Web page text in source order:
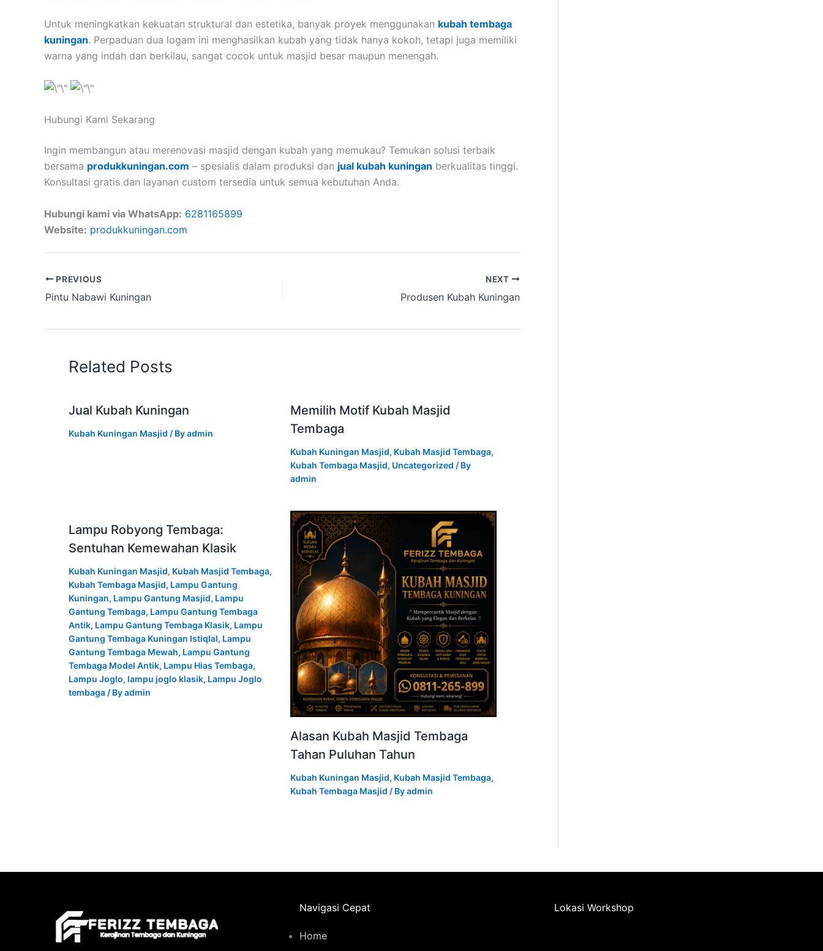
Untuk meningkatkan kekuatan struktural dan estetika, banyak proyek menggunakan kubah tembaga
kuningan. Perpaduan dua logam ini menghasilkan kubah yang tidak hanya kokoh, tetapi juga memiliki
warna yang indah dan berkilau, sangat cocok untuk masjid besar maupun menengah.
Hubungi Kami Sekarang
Ingin membangun atau merenovasi masjid dengan kubah yang memukau? Temukan solusi terbaik
bersama produkkuningan.com – spesialis dalam produksi dan jual kubah kuningan berkualitas tinggi.
Konsultasi gratis dan layanan custom tersedia untuk semua kebutuhan Anda.
Hubungi kami via WhatsApp: 6281165899
Website: produkkuningan.com
PREVIOUS
Pintu Nabawi Kuningan
NEXT
Produsen Kubah Kuningan
Related Posts
Jual Kubah Kuningan
Kubah Kuningan Masjid / Byadmin
Memilih Motif Kubah Masjid
Tembaga
Kubah Kuningan Masjid, Kubah Masjid Tembaga,
Kubah Tembaga Masjid, Uncategorized / By
admin
Lampu Robyong Tembaga:
Sentuhan Kemewahan Klasik
Kubah Kuningan Masjid, Kubah Masjid Tembaga,
Kubah Tembaga Masjid, Lampu Gantung
Kuningan, Lampu Gantung Masjid, Lampu
Gantung Tembaga, Lampu Gantung Tembaga
Antik, Lampu Gantung Tembaga Klasik, Lampu
Gantung Tembaga Kuningan Istiqlal, Lampu
Gantung Tembaga Mewah, Lampu Gantung
Tembaga Model Antik, Lampu Hias Tembaga,
Lampu Joglo, lampu joglo klasik, Lampu Joglo
tembaga / Byadmin
Alasan Kubah Masjid Tembaga
Tahan Puluhan Tahun
Kubah Kuningan Masjid, Kubah Masjid Tembaga,
Kubah Tembaga Masjid / Byadmin
Navigasi Cepat
Home
Lokasi Workshop